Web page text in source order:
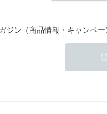
ジン（商品情報・キャンペ